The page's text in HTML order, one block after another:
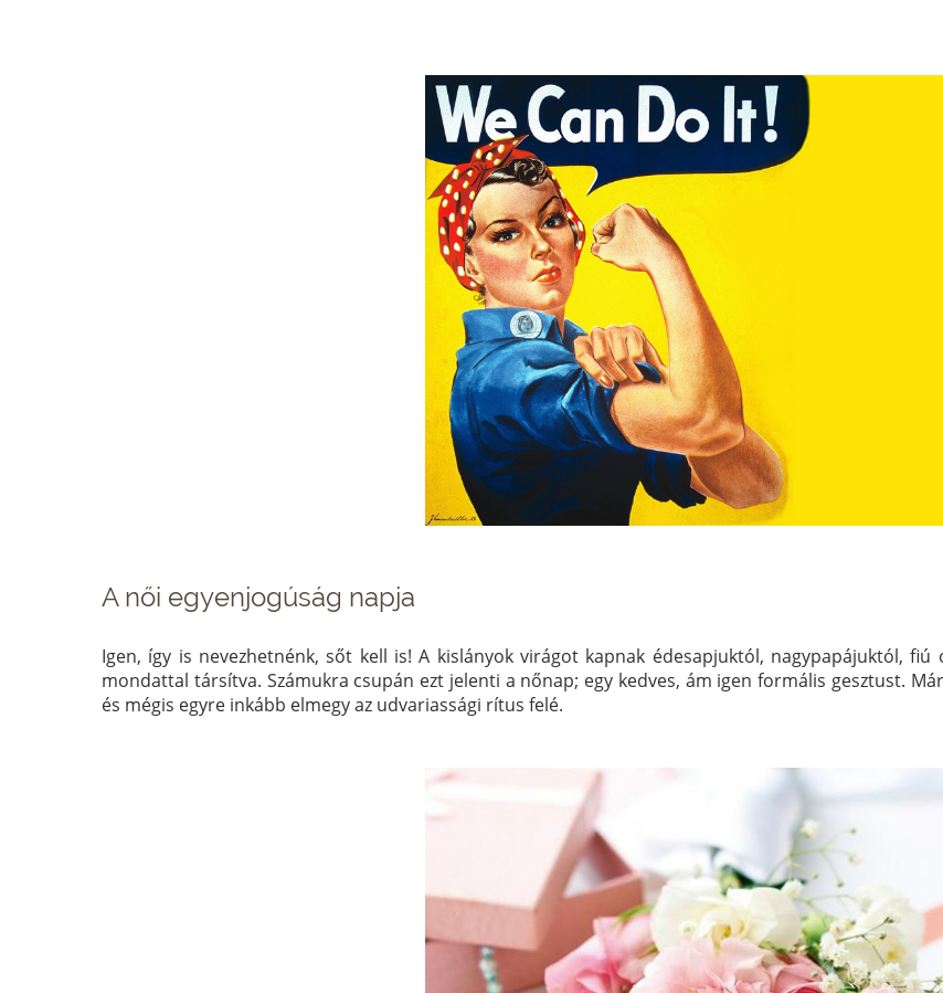
A női egyenjogúság napja
Igen, így is nevezhetnénk, sőt kell is! A kislányok virágot kapnak édesapjuktól, nagypapájuktól,
mondattal társítva. Számukra csupán ezt jelenti a nőnap; egy kedves, ám igen formális gesztust.
és mégis egyre inkább elmegy az udvariassági rítus felé.